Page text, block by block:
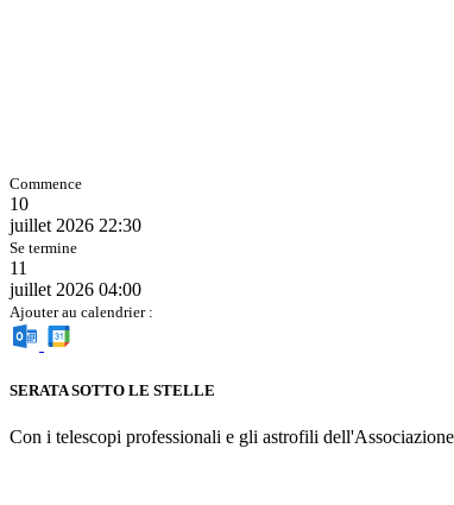
Commence
10
juillet 2026 22:30
Se termine
11
juillet 2026 04:00
Ajouter au calendrier :
SERATA SOTTO LE STELLE
Con i telescopi professionali e gli astrofili